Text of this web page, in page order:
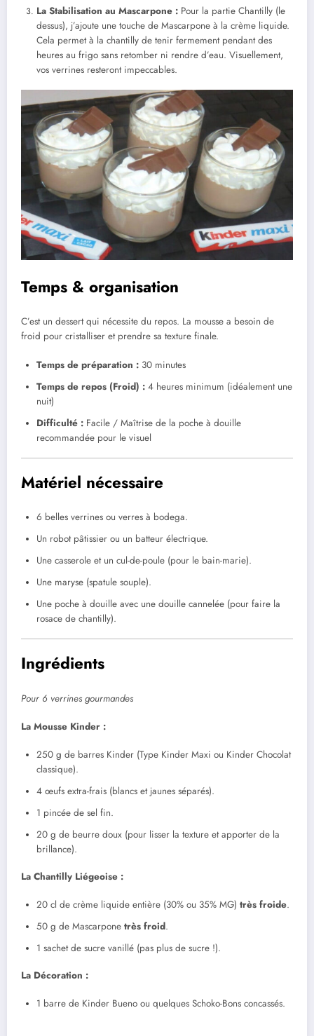
La Stabilisation au Mascarpone : Pour la partie Chantilly (le
dessus), j’ajoute une touche de Mascarpone à la crème liquide.
Cela permet à la chantilly de tenir fermement pendant des
heures au frigo sans retomber ni rendre d’eau. Visuellement,
vos verrines resteront impeccables.
Temps & organisation
C’est un dessert qui nécessite du repos. La mousse a besoin de
froid pour cristalliser et prendre sa texture finale.
Temps de préparation : 30 minutes
Temps de repos (Froid) : 4 heures minimum (idéalement une
nuit)
Difficulté : Facile / Maîtrise de la poche à douille
recommandée pour le visuel
Matériel nécessaire
6 belles verrines ou verres à bodega.
Un robot pâtissier ou un batteur électrique.
Une casserole et un cul-de-poule (pour le bain-marie).
Une maryse (spatule souple).
Une poche à douille avec une douille cannelée (pour faire la
rosace de chantilly).
Ingrédients
Pour 6 verrines gourmandes
La Mousse Kinder :
250 g de barres Kinder (Type Kinder Maxi ou Kinder Chocolat
classique).
4 œufs extra-frais (blancs et jaunes séparés).
1 pincée de sel fin.
20 g de beurre doux (pour lisser la texture et apporter de la
brillance).
La Chantilly Liégeoise :
20 cl de crème liquide entière (30% ou 35% MG) très froide.
50 g de Mascarpone très froid.
1 sachet de sucre vanillé (pas plus de sucre !).
La Décoration :
1 barre de Kinder Bueno ou quelques Schoko-Bons concassés.